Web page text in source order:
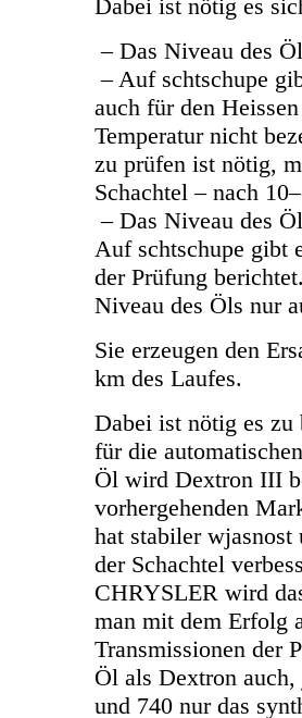
Dabei ist nötig es
– Das Niveau des
– Auf schtschupe
auch für den
Temperatur nicht
zu prüfen ist nötig,
Schachtel – nach
– Das Niveau des
Auf schtschupe gibt
der Prüfung
Niveau des Öls nur
Sie erzeugen den
km des Laufes.
Dabei ist nötig es zu
für die
Öl wird Dextron III
vorhergehenden
hat stabiler
der Schachtel
CHRYSLER wird
man mit dem Erfolg
Transmissionen der
Öl als Dextron
und 740 nur das